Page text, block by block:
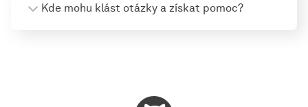
Kde mohu klást otázky a získat pomoc?